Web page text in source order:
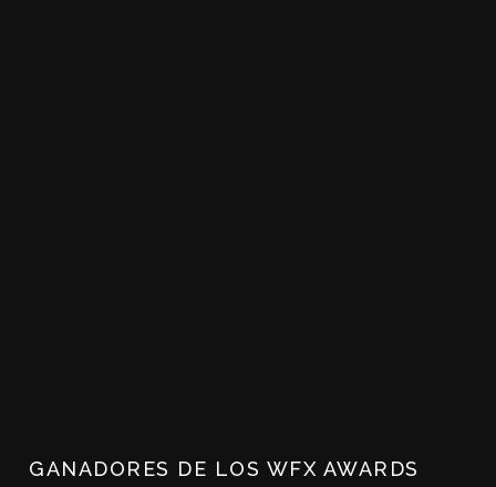
GANADORES DE LOS WFX AWARDS